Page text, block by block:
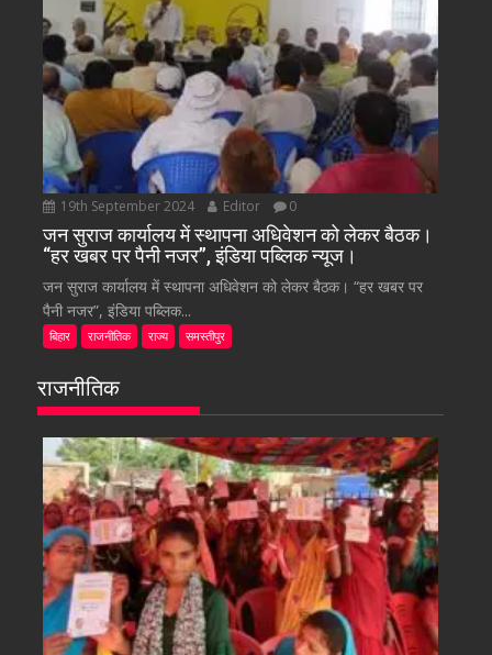
19th September 2024 Editor 0
जन सुराज कार्यालय में स्थापना अधिवेशन को लेकर बैठक।
“हर खबर पर पैनी नजर”, इंडिया पब्लिक न्यूज।
जन सुराज कार्यालय में स्थापना अधिवेशन को लेकर बैठक। “हर खबर पर
पैनी नजर”, इंडिया पब्लिक...
बिहार राजनीतिक राज्य समस्तीपुर
राजनीतिक